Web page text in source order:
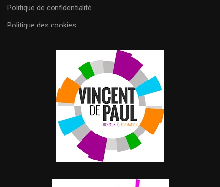
Politique de confidentialité
Politique des cookies